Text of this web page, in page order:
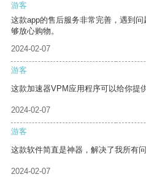
游客
这款app的售后服务非常完善，遇到
够放心购物。
2024-02-07
游客
这款加速器VPM应用程序可以给你提
2024-02-07
游客
这款软件简直是神器，解决了我所有问
2024-02-07